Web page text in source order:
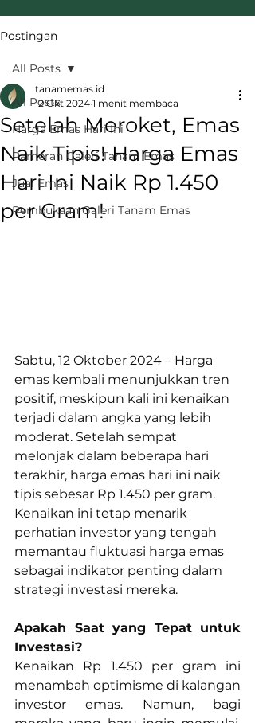
Postingan
All Posts
Harga Emas Hari Ini
Pameran Galeri Tanam Emas
Jual Emas
Pembukaan Galeri Tanam Emas
All Posts
Setelah Meroket, Emas
Naik Tipis! Harga Emas
Hari Ini Naik Rp 1.450
per Gram!
tanamemas.id
12 Okt 2024 1 menit membaca
Sabtu, 12 Oktober 2024 – Harga
emas kembali menunjukkan tren
positif, meskipun kali ini kenaikan
terjadi dalam angka yang lebih
moderat. Setelah sempat
melonjak dalam beberapa hari
terakhir, harga emas hari ini naik
tipis sebesar Rp 1.450 per gram.
Kenaikan ini tetap menarik
perhatian investor yang tengah
memantau fluktuasi harga emas
sebagai indikator penting dalam
strategi investasi mereka.
Apakah Saat yang Tepat untuk
Investasi?
Kenaikan Rp 1.450 per gram ini
menambah optimisme di kalangan
investor emas. Namun, bagi